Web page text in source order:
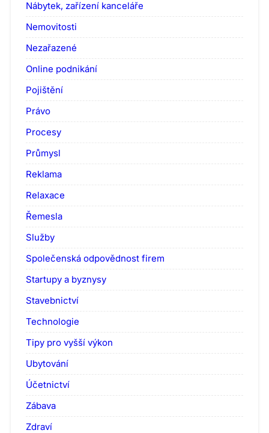
Nábytek, zařízení kanceláře
Nemovitosti
Nezařazené
Online podnikání
Pojištění
Právo
Procesy
Průmysl
Reklama
Relaxace
Řemesla
Služby
Společenská odpovědnost firem
Startupy a byznysy
Stavebnictví
Technologie
Tipy pro vyšší výkon
Ubytování
Účetnictví
Zábava
Zdraví